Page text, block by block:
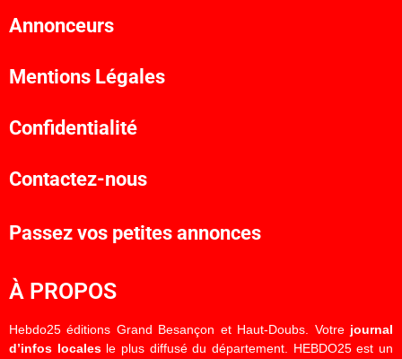
Annonceurs
Mentions Légales
Confidentialité
Contactez-nous
Passez vos petites annonces
À PROPOS
Hebdo25 éditions Grand Besançon et Haut-Doubs. Votre journal
d’infos localesle plus diffusé du département. HEBDO25 est un